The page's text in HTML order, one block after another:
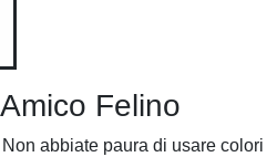
Felino
Non abbiate paura di usare colori